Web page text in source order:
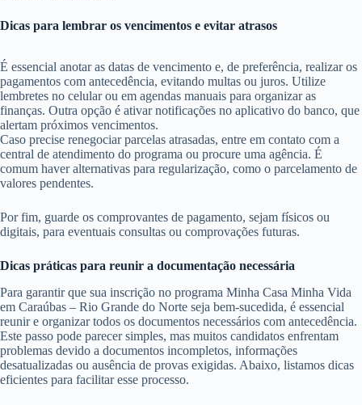
Dicas para lembrar os vencimentos e evitar atrasos
É essencial anotar as datas de vencimento e, de preferência, realizar os
pagamentos com antecedência, evitando multas ou juros. Utilize
lembretes no celular ou em agendas manuais para organizar as
finanças. Outra opção é ativar notificações no aplicativo do banco, que
alertam próximos vencimentos.
Caso precise renegociar parcelas atrasadas, entre em contato com a
central de atendimento do programa ou procure uma agência. É
comum haver alternativas para regularização, como o parcelamento de
valores pendentes.
Por fim, guarde os comprovantes de pagamento, sejam físicos ou
digitais, para eventuais consultas ou comprovações futuras.
Dicas práticas para reunir a documentação necessária
Para garantir que sua inscrição no programa Minha Casa Minha Vida
em Caraúbas – Rio Grande do Norte seja bem-sucedida, é essencial
reunir e organizar todos os documentos necessários com antecedência.
Este passo pode parecer simples, mas muitos candidatos enfrentam
problemas devido a documentos incompletos, informações
desatualizadas ou ausência de provas exigidas. Abaixo, listamos dicas
eficientes para facilitar esse processo.